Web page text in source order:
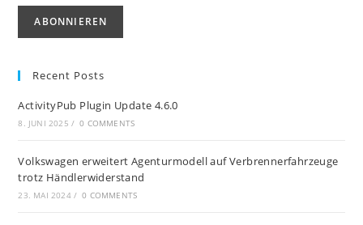
Recent Posts
ActivityPub Plugin Update 4.6.0
8. JUNI 2025 / 0 COMMENTS
Volkswagen erweitert Agenturmodell auf Verbrennerfahrzeuge
trotz Händlerwiderstand
23. MAI 2024 / 0 COMMENTS